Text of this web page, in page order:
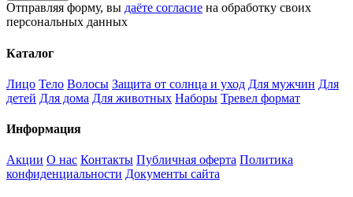
Отправляя форму, вы даёте согласие на обработку своих
персональных данных
Каталог
Лицо Тело Волосы Защита от солнца и уход Для мужчин Для
детей Для дома Для животных Наборы Тревел формат
Информация
Акции О нас Контакты Публичная оферта Политика
конфиденциальности Документы сайта